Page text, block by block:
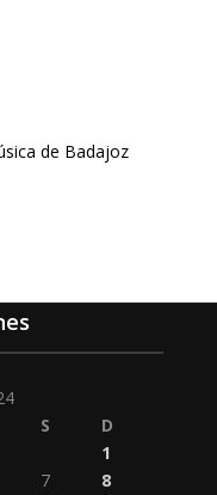
de Badajoz
S
D
1
7
8